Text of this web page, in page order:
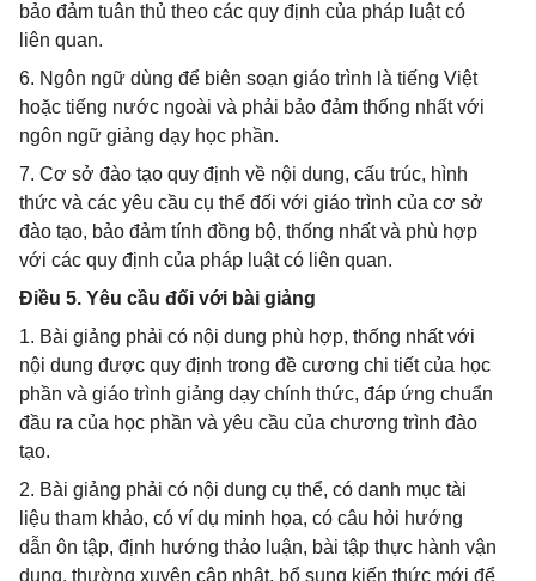
bảo đảm tuân thủ theo các quy định của pháp luật có
liên quan.
6. Ngôn ngữ dùng để biên soạn giáo trình là tiếng Việt
hoặc tiếng nước ngoài và phải bảo đảm thống nhất với
ngôn ngữ giảng dạy học phần.
7. Cơ sở đào tạo quy định về nội dung, cấu trúc, hình
thức và các yêu cầu cụ thể đối với giáo trình của cơ sở
đào tạo, bảo đảm tính đồng bộ, thống nhất và phù hợp
với các quy định của pháp luật có liên quan.
Điều 5. Yêu cầu đối với bài giảng
1. Bài giảng phải có nội dung phù hợp, thống nhất với
nội dung được quy định trong đề cương chi tiết của học
phần và giáo trình giảng dạy chính thức, đáp ứng chuẩn
đầu ra của học phần và yêu cầu của chương trình đào
tạo.
2. Bài giảng phải có nội dung cụ thể, có danh mục tài
liệu tham khảo, có ví dụ minh họa, có câu hỏi hướng
dẫn ôn tập, định hướng thảo luận, bài tập thực hành vận
dụng, thường xuyên cập nhật, bổ sung kiến thức mới để